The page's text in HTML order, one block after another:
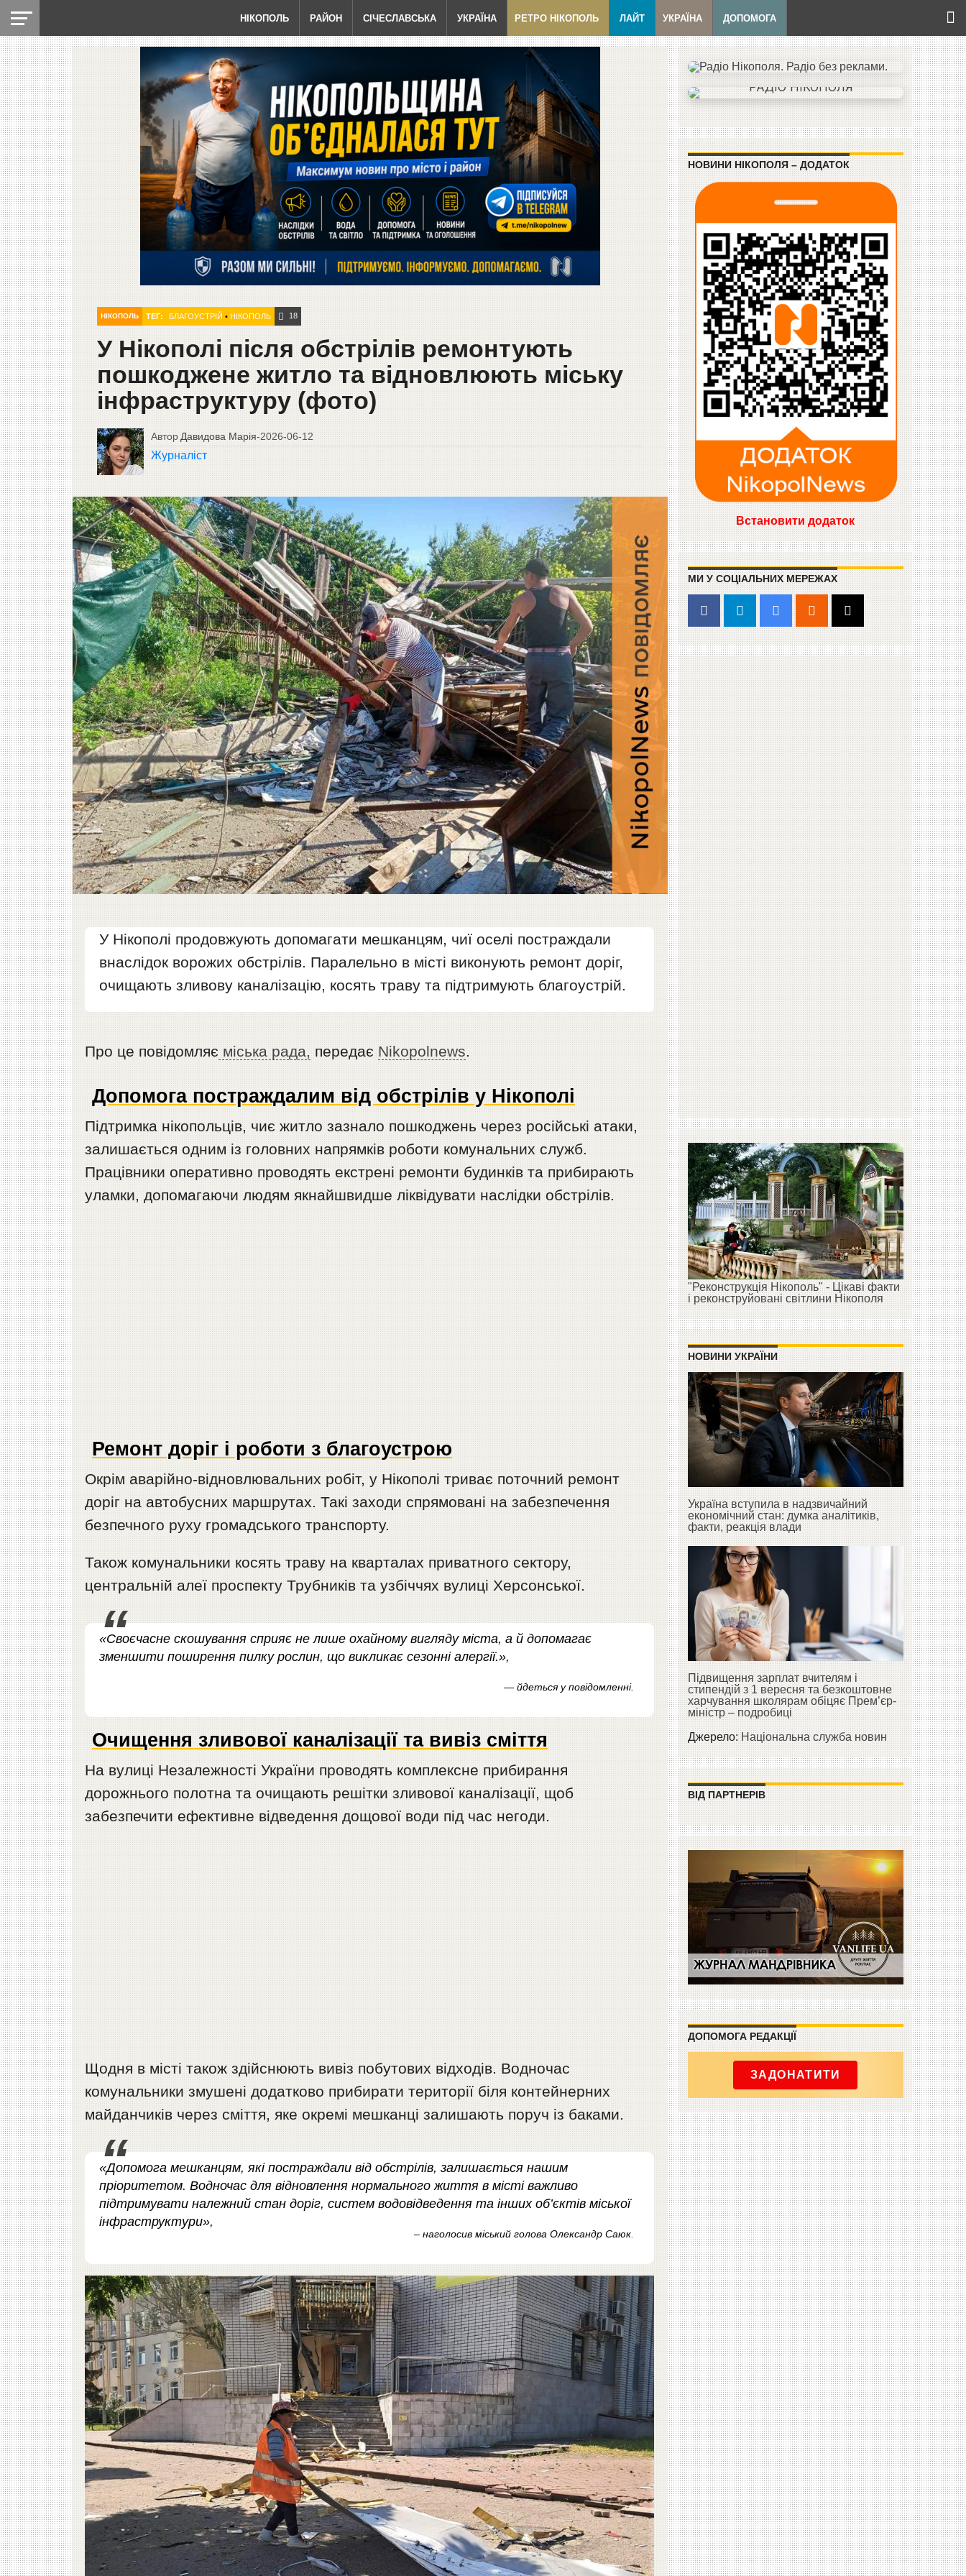
НІКОПОЛЬ РАЙОН СІЧЕСЛАВСЬКА УКРАЇНА РЕТРО НІКОПОЛЬ ЛАЙТ УКРАЇНА ДОПОМОГА
НІКОПОЛЬ ТЕГ: БЛАГОУСТРІЙ • НІКОПОЛЬ 18
У Нікополі після обстрілів ремонтують
пошкоджене житло та відновлюють міську
інфраструктуру (фото)
Автор Давидова Марія-2026-06-12
Журналіст
У Нікополі продовжують допомагати мешканцям, чиї оселі постраждали
внаслідок ворожих обстрілів. Паралельно в місті виконують ремонт доріг,
очищають зливову каналізацію, косять траву та підтримують благоустрій.
Про це повідомляє міська рада, передає Nikopolnews.
Допомога постраждалим від обстрілів у Нікополі
Підтримка нікопольців, чиє житло зазнало пошкоджень через російські атаки,
залишається одним із головних напрямків роботи комунальних служб.
Працівники оперативно проводять екстрені ремонти будинків та прибирають
уламки, допомагаючи людям якнайшвидше ліквідувати наслідки обстрілів.
Ремонт доріг і роботи з благоустрою
Окрім аварійно-відновлювальних робіт, у Нікополі триває поточний ремонт
доріг на автобусних маршрутах. Такі заходи спрямовані на забезпечення
безпечного руху громадського транспорту.
Також комунальники косять траву на кварталах приватного сектору,
центральній алеї проспекту Трубників та узбіччях вулиці Херсонської.
«Своєчасне скошування сприяє не лише охайному вигляду міста, а й допомагає
зменшити поширення пилку рослин, що викликає сезонні алергії.»,
— йдеться у повідомленні.
Очищення зливової каналізації та вивіз сміття
На вулиці Незалежності України проводять комплексне прибирання
дорожнього полотна та очищають решітки зливової каналізації, щоб
забезпечити ефективне відведення дощової води під час негоди.
Щодня в місті також здійснюють вивіз побутових відходів. Водночас
комунальники змушені додатково прибирати території біля контейнерних
майданчиків через сміття, яке окремі мешканці залишають поруч із баками.
«Допомога мешканцям, які постраждали від обстрілів, залишається нашим
пріоритетом. Водночас для відновлення нормального життя в місті важливо
підтримувати належний стан доріг, систем водовідведення та інших об’єктів міської
інфраструктури»,
– наголосив міський голова Олександр Саюк.
НОВИНИ НІКОПОЛЯ – ДОДАТОК
Встановити додаток
МИ У СОЦІАЛЬНИХ МЕРЕЖАХ
"Реконструкція Нікополь" - Цікаві факти
і реконструйовані світлини Нікополя
НОВИНИ УКРАЇНИ
Україна вступила в надзвичайний
економічний стан: думка аналітиків,
факти, реакція влади
Підвищення зарплат вчителям і
стипендій з 1 вересня та безкоштовне
харчування школярам обіцяє Прем’єр-
міністр – подробиці
Джерело:Національна служба новин
ВІД ПАРТНЕРІВ
ДОПОМОГА РЕДАКЦІЇ
ЗАДОНАТИТИ